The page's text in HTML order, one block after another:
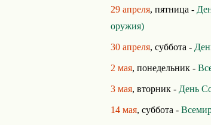
29 апреля, пятница -
оружия)
30 апреля, суббота -
2 мая, понедельник -
3 мая, вторник - День
14 мая, суббота -